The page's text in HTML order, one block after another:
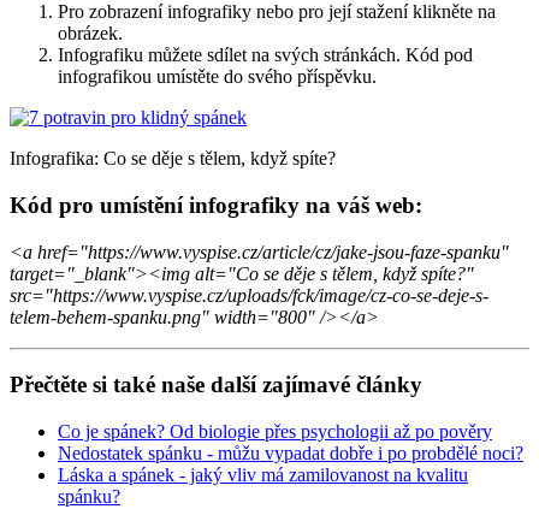
Pro zobrazení infografiky nebo pro její stažení klikněte na
obrázek.
Infografiku můžete sdílet na svých stránkách. Kód pod
infografikou umístěte do svého příspěvku.
Infografika: Co se děje s tělem, když spíte?
Kód pro umístění infografiky na váš web:
<a href="https://www.vyspise.cz/article/cz/jake-jsou-faze-spanku"
target="_blank"><img alt="Co se děje s tělem, když spíte?"
src="https://www.vyspise.cz/uploads/fck/image/cz-co-se-deje-s-
telem-behem-spanku.png" width="800" /></a>
Přečtěte si také naše další zajímavé články
Co je spánek? Od biologie přes psychologii až po pověry
Nedostatek spánku - můžu vypadat dobře i po probdělé noci?
Láska a spánek - jaký vliv má zamilovanost na kvalitu
spánku?